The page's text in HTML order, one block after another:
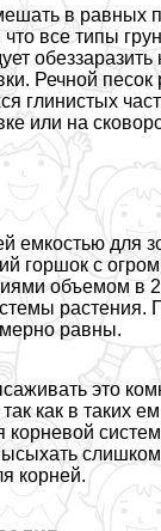
в равных
все типы
обеззаразить
Речной песок
глинистых
или на
емкостью для
горшок с
объемом в
растения.
равны.
это
как в таких
корневой
корней.